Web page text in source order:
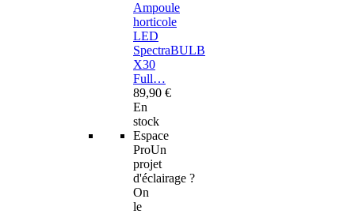
Ampoule
horticole
LED
SpectraBULB
X30
Full…
89,90 €
En
stock
Espace
ProUn
projet
d'éclairage ?
On
le